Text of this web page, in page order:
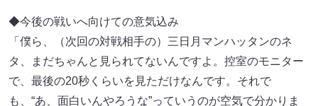
◆今後の戦いへ向けての意気込み
「僕ら、（次回の対戦相手の）三日月マンハッタンのネ
タ、まだちゃんと見られてないんですよ。控室のモニター
で、最後の20秒くらいを見ただけなんです。それで
も、“あ、面白いんやろうな”っていうのが空気で分かりま